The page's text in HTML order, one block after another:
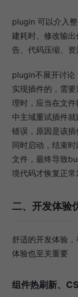
plugin 可以介入
建耗时、修改输
告、代码压缩、资
plugin不展开讨论
实现插件的，需
理时，应当在文
中主域重试插件
错误，原因是该
同时启动，结束
文件，最终导致
境代码才恢复正常
二、开发体验
舒适的开发体验
体验也至关重要
组件热刷新、